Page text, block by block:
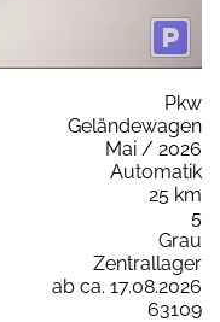
Pkw
Geländewagen
Mai / 2026
Automatik
25 km
5
Grau
Zentrallager
ab ca. 17.08.2026
63109